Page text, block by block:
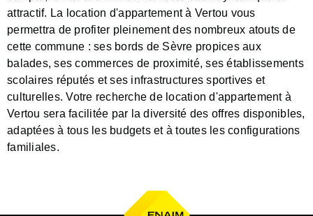
attractif. La location d'appartement à Vertou vous
permettra de profiter pleinement des nombreux atouts de
cette commune : ses bords de Sèvre propices aux
balades, ses commerces de proximité, ses établissements
scolaires réputés et ses infrastructures sportives et
culturelles. Votre recherche de location d'appartement à
Vertou sera facilitée par la diversité des offres disponibles,
adaptées à tous les budgets et à toutes les configurations
familiales.